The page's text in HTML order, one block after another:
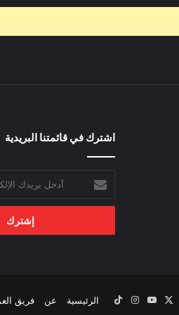
اشترك في قائمتنا البريدية
بريدك
الإلكتروني
الرئيسية عن فريق ‫YouTubeانستقرام‫TikTok